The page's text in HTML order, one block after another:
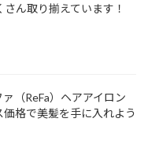
ん取り揃えています！
（ReFa）ヘアアイロン
格で美髪を手に入れよう